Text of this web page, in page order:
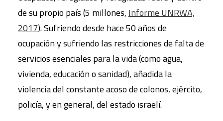
de su propio país (5 millones, Informe UNRWA,
2017). Sufriendo desde hace 50 años de
ocupación y sufriendo las restricciones de falta de
servicios esenciales para la vida (como agua,
vivienda, educación o sanidad), añadida la
violencia del constante acoso de colonos, ejército,
policía, y en general, del estado israelí.